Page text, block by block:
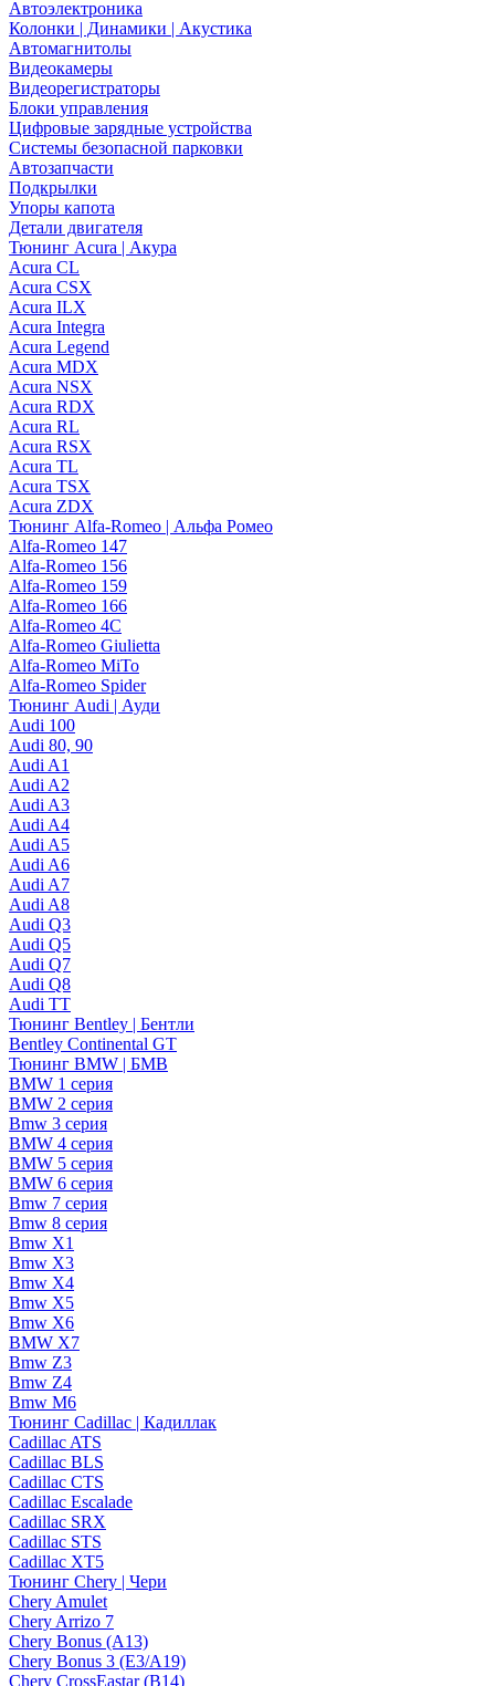
Автоэлектроника
Колонки | Динамики | Акустика
Автомагнитолы
Видеокамеры
Видеорегистраторы
Блоки управления
Цифровые зарядные устройства
Системы безопасной парковки
Автозапчасти
Подкрылки
Упоры капота
Детали двигателя
Тюнинг Acura | Акура
Acura CL
Acura CSX
Acura ILX
Acura Integra
Acura Legend
Acura MDX
Acura NSX
Acura RDX
Acura RL
Acura RSX
Acura TL
Acura TSX
Acura ZDX
Тюнинг Alfa-Romeo | Альфа Ромео
Alfa-Romeo 147
Alfa-Romeo 156
Alfa-Romeo 159
Alfa-Romeo 166
Alfa-Romeo 4C
Alfa-Romeo Giulietta
Alfa-Romeo MiTo
Alfa-Romeo Spider
Тюнинг Audi | Ауди
Audi 100
Audi 80, 90
Audi A1
Audi A2
Audi A3
Audi A4
Audi A5
Audi A6
Audi A7
Audi A8
Audi Q3
Audi Q5
Audi Q7
Audi Q8
Audi TT
Тюнинг Bentley | Бентли
Bentley Continental GT
Тюнинг BMW | БМВ
BMW 1 серия
BMW 2 серия
Bmw 3 серия
BMW 4 серия
BMW 5 серия
BMW 6 серия
Bmw 7 серия
Bmw 8 серия
Bmw X1
Bmw X3
Bmw X4
Bmw X5
Bmw X6
BMW X7
Bmw Z3
Bmw Z4
Bmw М6
Тюнинг Cadillac | Кадиллак
Cadillac ATS
Cadillac BLS
Cadillac CTS
Cadillac Escalade
Cadillac SRX
Cadillac STS
Cadillac XT5
Тюнинг Chery | Чери
Chery Amulet
Chery Arrizo 7
Chery Bonus (A13)
Chery Bonus 3 (E3/A19)
Chery CrossEastar (B14)